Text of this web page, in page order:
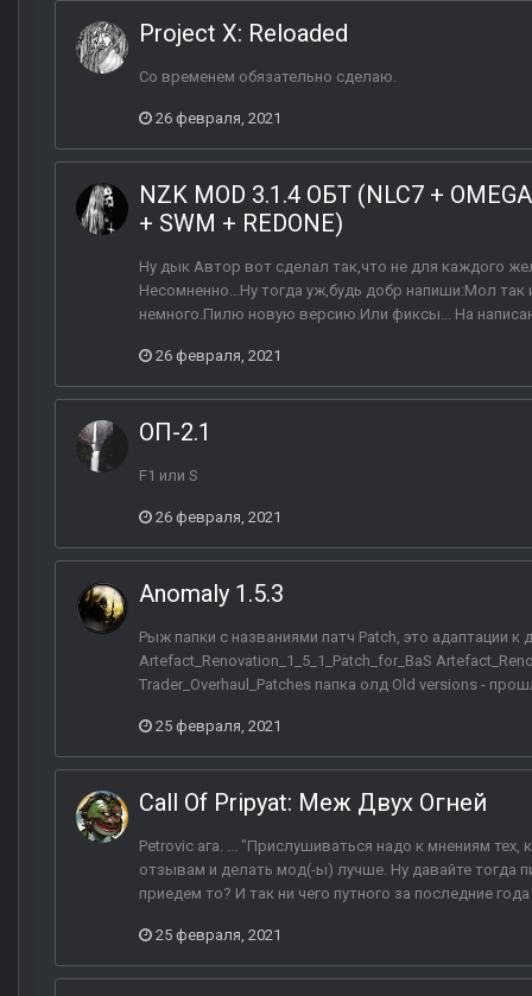
Project X: Reloaded
Со временем обязательно сделаю.
26 февраля, 2021
NZK MOD 3.1.4 ОБТ (NLC7 +
+ SWM + REDONE)
Ну дык Автор вот сделал так,что не для каждого
Несомненно...Ну тогда уж,будь добр напиши:Мол
немного.Пилю новую версию.Или фиксы... На
26 февраля, 2021
ОП-2.1
F1 или S
26 февраля, 2021
Anomaly 1.5.3
Рыж папки с названиями патч Patch, это адаптации
Artefact_Renovation_1_5_1_Patch_for_BaS
Trader_Overhaul_Patches папка олд Old versions -
25 февраля, 2021
Call Of Pripyat: Меж Двух Огней
Petrovic ага. ... "Прислушиваться надо к мнениям
отзывам и делать мод(-ы) лучше. Ну давайте тогда
приедем то? И так ни чего путного за последние
25 февраля, 2021